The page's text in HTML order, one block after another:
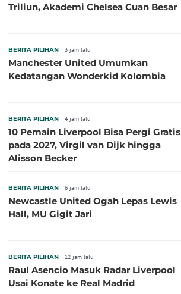
Triliun, Akademi Chelsea Cuan Besar
BERITA PILIHAN 3 jam lalu
Manchester United Umumkan
Kedatangan Wonderkid Kolombia
BERITA PILIHAN 4 jam lalu
10 Pemain Liverpool Bisa Pergi Gratis
pada 2027, Virgil van Dijk hingga
Alisson Becker
BERITA PILIHAN 6 jam lalu
Newcastle United Ogah Lepas Lewis
Hall, MU Gigit Jari
BERITA PILIHAN 12 jam lalu
Raul Asencio Masuk Radar Liverpool
Usai Konate ke Real Madrid